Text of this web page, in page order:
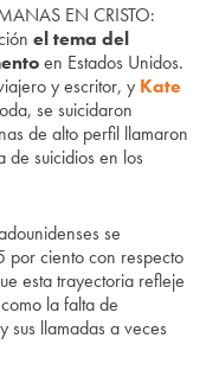
EN CRISTO:
el tema del
en Estados Unidos.
y escritor, y Kate
se suicidaron
de alto perfil llamaron
de suicidios en los
se
por ciento con respecto
esta trayectoria refleje
la falta de
sus llamadas a veces